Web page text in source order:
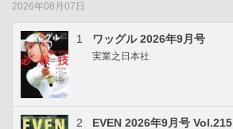
2026年08月07日
1 ワッグル 2026年9月号
実業之日本社
2 EVEN 2026年9月号 Vol.215